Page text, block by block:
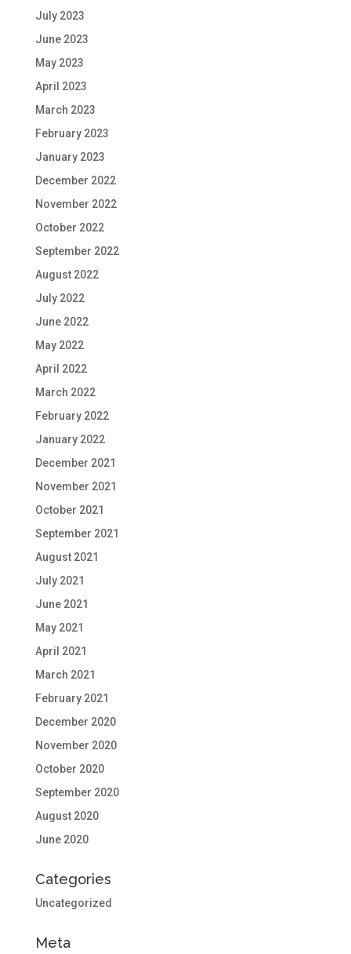
July 2023
June 2023
May 2023
April 2023
March 2023
February 2023
January 2023
December 2022
November 2022
October 2022
September 2022
August 2022
July 2022
June 2022
May 2022
April 2022
March 2022
February 2022
January 2022
December 2021
November 2021
October 2021
September 2021
August 2021
July 2021
June 2021
May 2021
April 2021
March 2021
February 2021
December 2020
November 2020
October 2020
September 2020
August 2020
June 2020
Categories
Uncategorized
Meta